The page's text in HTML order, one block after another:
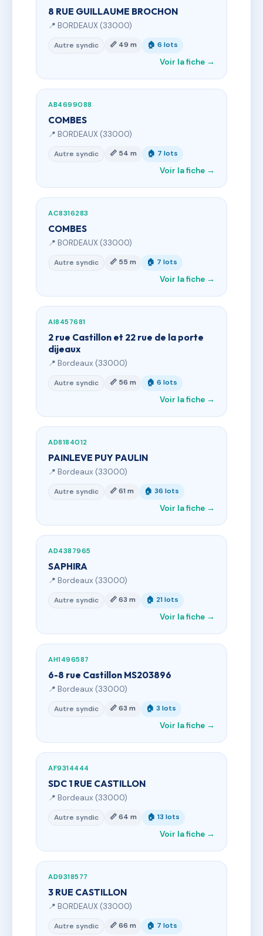
8 RUE GUILLAUME BROCHON
📍 BORDEAUX (33000)
Autre syndic 📏 49 m 🏠 6 lots
Voir la fiche →
AB4699088
COMBES
📍 BORDEAUX (33000)
Autre syndic 📏 54 m 🏠 7 lots
Voir la fiche →
AC8316283
COMBES
📍 BORDEAUX (33000)
Autre syndic 📏 55 m 🏠 7 lots
Voir la fiche →
AI8457681
2 rue Castillon et 22 rue de la porte
dijeaux
📍 Bordeaux (33000)
Autre syndic 📏 56 m 🏠 6 lots
Voir la fiche →
AD8184012
PAINLEVE PUY PAULIN
📍 Bordeaux (33000)
Autre syndic 📏 61 m 🏠 36 lots
Voir la fiche →
AD4387965
SAPHIRA
📍 Bordeaux (33000)
Autre syndic 📏 63 m 🏠 21 lots
Voir la fiche →
AH1496587
6-8 rue Castillon MS203896
📍 Bordeaux (33000)
Autre syndic 📏 63 m 🏠 3 lots
Voir la fiche →
AF9314444
SDC 1 RUE CASTILLON
📍 Bordeaux (33000)
Autre syndic 📏 64 m 🏠 13 lots
Voir la fiche →
AD9318577
3 RUE CASTILLON
📍 BORDEAUX (33000)
Autre syndic 📏 66 m 🏠 7 lots